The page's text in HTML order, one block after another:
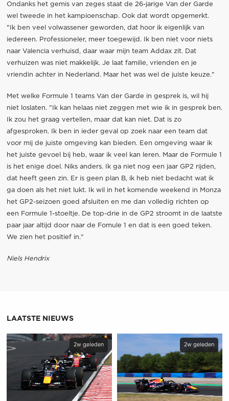
Ondanks het gemis van zeges staat de 26-jarige Van der Garde
wel tweede in het kampioenschap. Ook dat wordt opgemerkt.
"Ik ben veel volwassener geworden, dat hoor ik eigenlijk van
iedereen. Professioneler, meer toegewijd. Ik ben niet voor niets
naar Valencia verhuisd, daar waar mijn team Addax zit. Dat
verhuizen was niet makkelijk. Je laat familie, vrienden en je
vriendin achter in Nederland. Maar het was wel de juiste keuze."
Met welke Formule 1 teams Van der Garde in gesprek is, wil hij
niet loslaten. "Ik kan helaas niet zeggen met wie ik in gesprek ben.
Ik zou het graag vertellen, maar dat kan niet. Dat is zo
afgesproken. Ik ben in ieder geval op zoek naar een team dat
voor mij de juiste omgeving kan bieden. Een omgeving waar ik
het juiste gevoel bij heb, waar ik veel kan leren. Maar de Formule 1
is het enige doel. Niks anders. Ik ga niet nog een jaar GP2 rijden,
dat heeft geen zin. Er is geen plan B, ik heb niet bedacht wat ik
ga doen als het niet lukt. Ik wil in het komende weekend in Monza
het GP2-seizoen goed afsluiten en me dan volledig richten op
een Formule 1-stoeltje. De top-drie in de GP2 stroomt in de laatste
paar jaar altijd door naar de Fomule 1 en dat is een goed teken.
We zien het positief in."
Niels Hendrix
LAATSTE NIEUWS
2w geleden 2w geleden